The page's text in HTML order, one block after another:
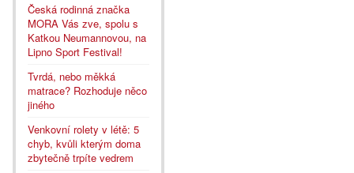
Česká rodinná značka
MORA Vás zve, spolu s
Katkou Neumannovou, na
Lipno Sport Festival!
Tvrdá, nebo měkká
matrace? Rozhoduje něco
jiného
Venkovní rolety v létě: 5
chyb, kvůli kterým doma
zbytečně trpíte vedrem